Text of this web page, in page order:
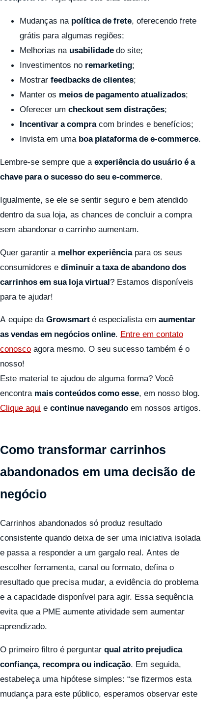
Mudanças na política de frete, oferecendo frete
grátis para algumas regiões;
Melhorias na usabilidade do site;
Investimentos no remarketing;
Mostrar feedbacks de clientes;
Manter os meios de pagamento atualizados;
Oferecer um checkout sem distrações;
Incentivar a compracom brindes e benefícios;
Invista em uma boa plataforma de e-commerce.
Lembre-se sempre que a experiência do usuário é a
chave para o sucesso do seu e-commerce.
Igualmente, se ele se sentir seguro e bem atendido
dentro da sua loja, as chances de concluir a compra
sem abandonar o carrinho aumentam.
Quer garantir a melhor experiênciapara os seus
consumidores e diminuir a taxa de abandono dos
carrinhos em sua loja virtual? Estamos disponíveis
para te ajudar!
A equipe da Growsmart é especialista em aumentar
as vendas em negócios online. Entre em contato
conosco agora mesmo. O seu sucesso também é o
nosso!
Este material te ajudou de alguma forma? Você
encontra mais conteúdos como esse, em nosso blog.
Clique aqui e continue navegando em nossos artigos.
Como transformar carrinhos
abandonados em uma decisão de
negócio
Carrinhos abandonados só produz resultado
consistente quando deixa de ser uma iniciativa isolada
e passa a responder a um gargalo real. Antes de
escolher ferramenta, canal ou formato, defina o
resultado que precisa mudar, a evidência do problema
e a capacidade disponível para agir. Essa sequência
evita que a PME aumente atividade sem aumentar
aprendizado.
O primeiro filtro é perguntar qual atrito prejudica
confiança, recompra ou indicação. Em seguida,
estabeleça uma hipótese simples: “se fizermos esta
mudança para este público, esperamos observar este